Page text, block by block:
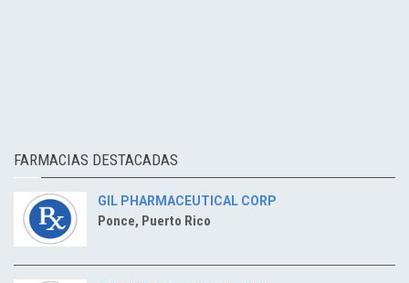
FARMACIAS DESTACADAS
GIL PHARMACEUTICAL CORP
Ponce, Puerto Rico